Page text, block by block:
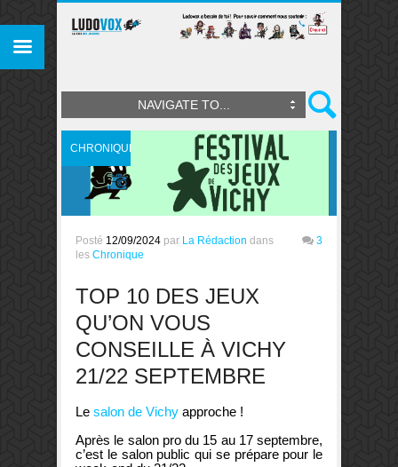
NAVIGATE TO...
CHRONIQUE
Posté 12/09/2024 par La Rédaction dans
les Chronique
3
TOP 10 DES JEUX
QU’ON VOUS
CONSEILLE À VICHY
21/22 SEPTEMBRE
Le salon de Vichy approche !
Après le salon pro du 15 au 17 septembre,
c’est le salon public qui se prépare pour le